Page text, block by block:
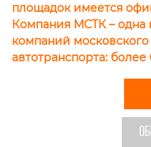
площадок имеется
Компания МСТК – одна
компаний
автотранспорта: